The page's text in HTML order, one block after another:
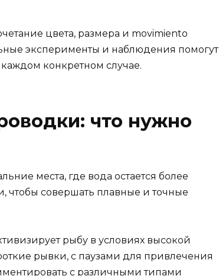
цвета, размера и movimiento
эксперименты и наблюдения помогут
конкретном случае.
что нужно
места, где вода остается более
чтобы совершать плавные и точные
рыбу в условиях высокой
рывки, с паузами для привлечения
с различными типами